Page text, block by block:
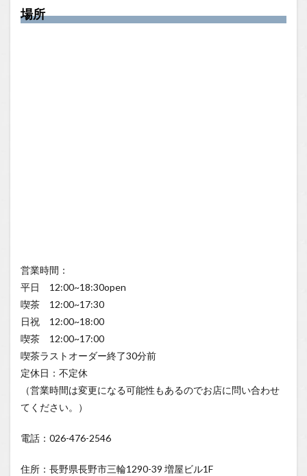
場所
営業時間：
平日 12:00~18:30open
喫茶 12:00~17:30
日祝 12:00~18:00
喫茶 12:00~17:00
喫茶ラストオーダー終了30分前
定休日：不定休
（営業時間は変更になる可能性もあるのでお店に問い合わせ
てください。）
電話：026-476-2546
住所：長野県長野市三輪1290-39 増屋ビル1F